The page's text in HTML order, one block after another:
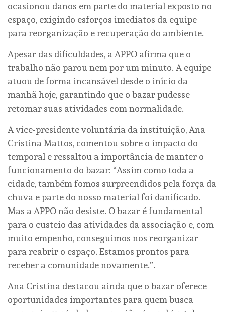
ocasionou danos em parte do material exposto no
espaço, exigindo esforços imediatos da equipe
para reorganização e recuperação do ambiente.
Apesar das dificuldades, a APPO afirma que o
trabalho não parou nem por um minuto. A equipe
atuou de forma incansável desde o início da
manhã hoje, garantindo que o bazar pudesse
retomar suas atividades com normalidade.
A vice-presidente voluntária da instituição, Ana
Cristina Mattos, comentou sobre o impacto do
temporal e ressaltou a importância de manter o
funcionamento do bazar: “Assim como toda a
cidade, também fomos surpreendidos pela força da
chuva e parte do nosso material foi danificado.
Mas a APPO não desiste. O bazar é fundamental
para o custeio das atividades da associação e, com
muito empenho, conseguimos nos reorganizar
para reabrir o espaço. Estamos prontos para
receber a comunidade novamente.”.
Ana Cristina destacou ainda que o bazar oferece
oportunidades importantes para quem busca